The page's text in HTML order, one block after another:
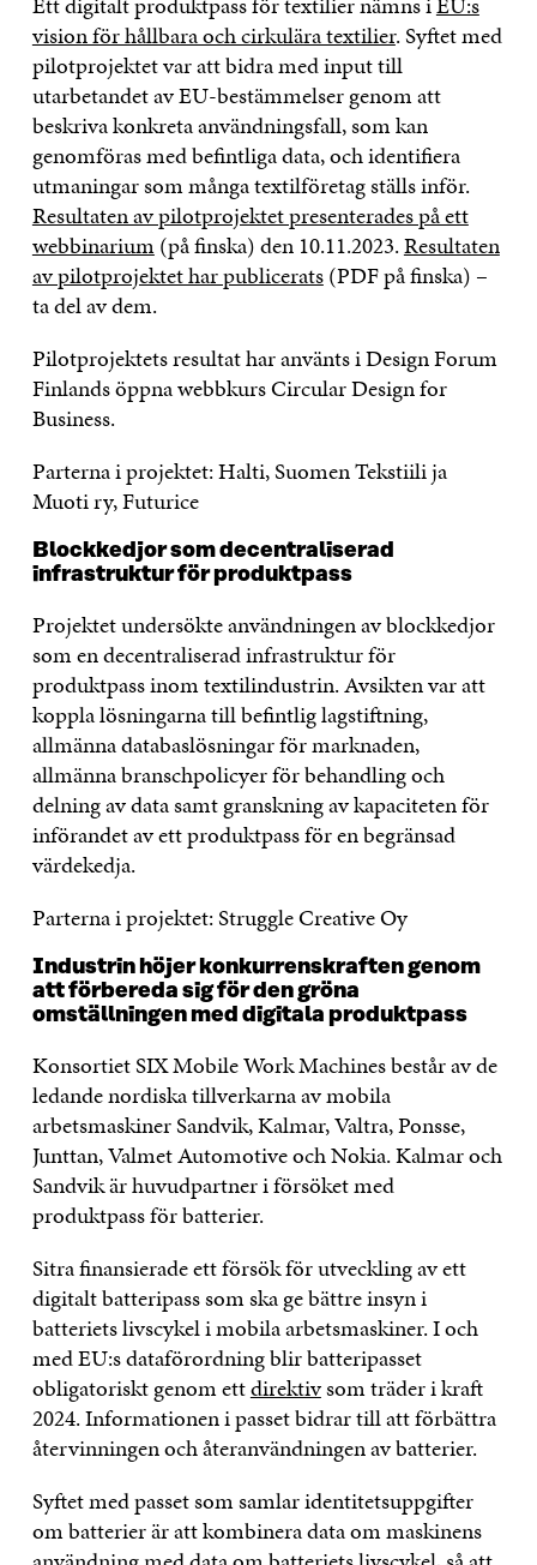
vision för hållbara och cirkulära textilier. Syftet med
pilotprojektet var att bidra med input till
utarbetandet av EU-bestämmelser genom att
beskriva konkreta användningsfall, som kan
genomföras med befintliga data, och identifiera
utmaningar som många textilföretag ställs inför.
Resultaten av pilotprojektet presenterades på ett
webbinarium(på finska) den 10.11.2023.Resultaten
av pilotprojektet har publicerats(PDF på finska) –
ta del av dem.
Pilotprojektets resultat har använts i Design Forum
Finlands öppna webbkurs Circular Design for
Business.
Parterna i projektet: Halti, Suomen Tekstiili ja
Muoti ry, Futurice
Blockkedjor som decentraliserad
infrastruktur för produktpass
Projektet undersökte användningen av blockkedjor
som en decentraliserad infrastruktur för
produktpass inom textilindustrin. Avsikten var att
koppla lösningarna till befintlig lagstiftning,
allmänna databaslösningar för marknaden,
allmänna branschpolicyer för behandling och
delning av data samt granskning av kapaciteten för
införandet av ett produktpass för en begränsad
värdekedja.
Parterna i projektet: Struggle Creative Oy
Industrin höjer konkurrenskraften genom
att förbereda sig för den gröna
omställningen med digitala produktpass
Konsortiet SIX Mobile Work Machines består av de
ledande nordiska tillverkarna av mobila
arbetsmaskiner Sandvik, Kalmar, Valtra, Ponsse,
Junttan, Valmet Automotive och Nokia. Kalmar och
Sandvik är huvudpartner i försöket med
produktpass för batterier.
Sitra finansierade ett försök för utveckling av ett
digitalt batteripass som ska ge bättre insyn i
batteriets livscykel i mobila arbetsmaskiner. I och
med EU:s dataförordning blir batteripasset
obligatoriskt genom ettdirektivsom träder i kraft
2024. Informationen i passet bidrar till att förbättra
återvinningen och återanvändningen av batterier.
Syftet med passet som samlar identitetsuppgifter
om batterier är att kombinera data om maskinens